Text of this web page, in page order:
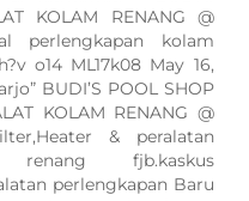
KOLAM RENANG @
perlengkapan kolam
o14 ML17k08 May 16,
BUDI’S POOL SHOP
KOLAM RENANG @
& peralatan
renang fjb.kaskus
perlengkapan Baru